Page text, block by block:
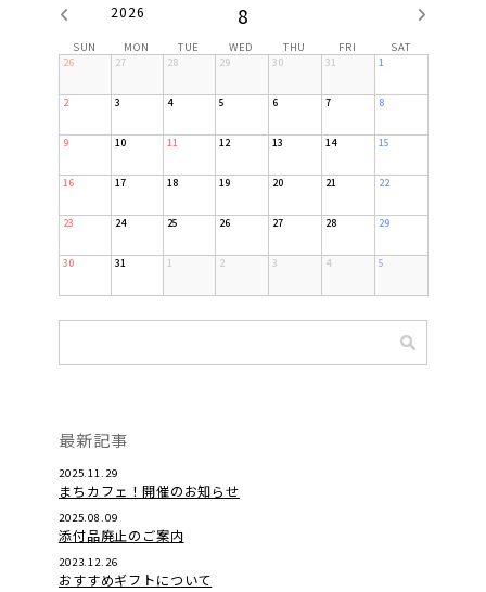
2026 8
SUN MON TUE WED THU FRI SAT
26 27 28 29 30 31 1
2 3 4 5 6 7 8
9 10 11 12 13 14 15
16 17 18 19 20 21 22
23 24 25 26 27 28 29
30 31 1 2 3 4 5
最新記事
2025.11.29
まちカフェ！開催のお知らせ
2025.08.09
添付品廃止のご案内
2023.12.26
おすすめギフトについて